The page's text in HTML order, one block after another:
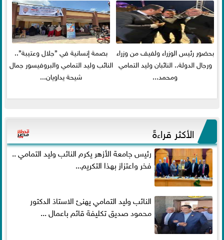
بحضور رئيس الوزراء ولفيف من وزراء
ورجال الدولة.. النائبان وليد التمامي
ومحمد...
بصمة إنسانية في ”جلال وعتيبة”..
النائب وليد التمامي والبروفيسور جمال
شيحة يداويان...
الأكثر قراءةً
رئيس جامعة الأزهر يكرم النائب وليد التمامي ..
فخر واعتزاز بهذا التكريم...
النائب وليد التمامي يهنئ الاستاذ الدكتور
محمود صديق تكليفة قائم باعمال ...